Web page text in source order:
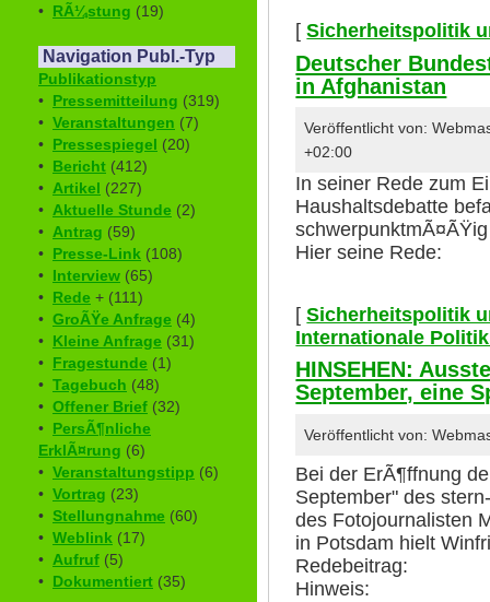
• RÃ¼stung (19)
Navigation Publ.-Typ
Publikationstyp
• Pressemitteilung (319)
• Veranstaltungen (7)
• Pressespiegel (20)
• Bericht (412)
• Artikel (227)
• Aktuelle Stunde (2)
• Antrag (59)
• Presse-Link (108)
• Interview (65)
• Rede + (111)
• GroÃŸe Anfrage (4)
• Kleine Anfrage (31)
• Fragestunde (1)
• Tagebuch (48)
• Offener Brief (32)
• PersÃ¶nliche
ErklÃ¤rung (6)
• Veranstaltungstipp (6)
• Vortrag (23)
• Stellungnahme (60)
• Weblink (17)
• Aufruf (5)
• Dokumentiert (35)
[Sicherheitspolitik
Deutscher
in Afghanistan
Veröffentlicht von:
+02:00
In seiner Rede zum
Haushaltsdebatte
Hier seine Rede:
[Sicherheitspolitik
Internationale
HINSEHEN:
September, eine
Veröffentlicht von:
Bei der ErÃ¶ffnung
September" des
des Fotojournalisten
in Potsdam hielt
Redebeitrag:
Hinweis: